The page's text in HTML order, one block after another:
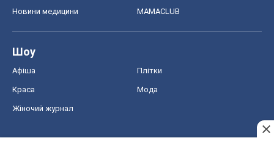
Новини медицини MAMACLUB
Шоу
Афіша Плітки
Краса Мода
Жіночий журнал